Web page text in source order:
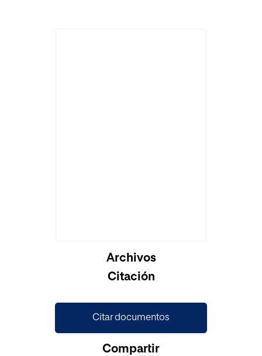
Archivos
Citación
Citar documentos
Compartir